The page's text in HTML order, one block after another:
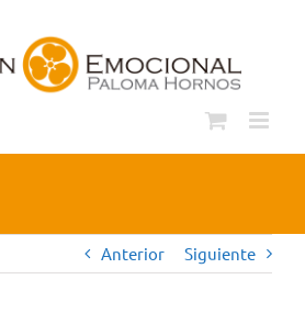
Anterior Siguiente